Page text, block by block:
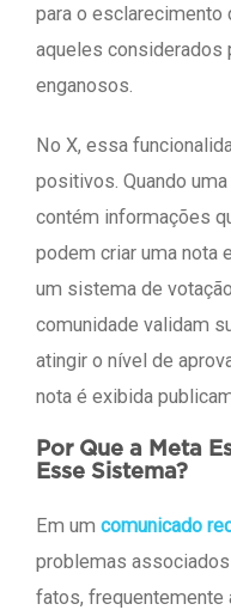
para o esclarecimento
aqueles considerados
enganosos.
No X, essa
positivos. Quando
contém informações
podem criar uma nota
um sistema de
comunidade validam
atingir o nível de
nota é exibida
Por Que a Meta
Esse Sistema?
Em um comunicado
problemas
fatos, frequentemente